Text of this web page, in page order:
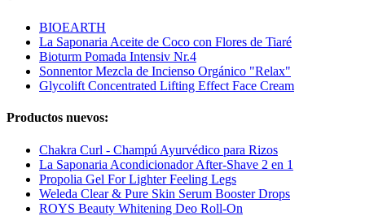
BIOEARTH
La Saponaria Aceite de Coco con Flores de Tiaré
Bioturm Pomada Intensiv Nr.4
Sonnentor Mezcla de Incienso Orgánico "Relax"
Glycolift Concentrated Lifting Effect Face Cream
Productos nuevos:
Chakra Curl - Champú Ayurvédico para Rizos
La Saponaria Acondicionador After-Shave 2 en 1
Propolia Gel For Lighter Feeling Legs
Weleda Clear & Pure Skin Serum Booster Drops
ROYS Beauty Whitening Deo Roll-On